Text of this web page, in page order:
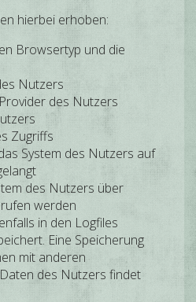
hierbei erhoben:
Browsertyp und die
Nutzers
des Nutzers
Zugriffs
System des Nutzers auf
des Nutzers über
werden
in den Logfiles
Eine Speicherung
mit anderen
des Nutzers findet